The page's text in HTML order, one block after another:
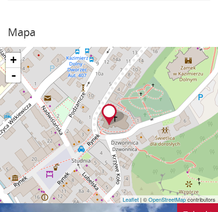
Mapa
+
-
Leaflet | ©OpenStreetMapcontributors